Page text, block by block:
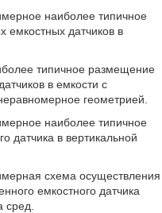
наиболее типичное
емкостных датчиков в
типичное размещение
в емкости с
геометрией.
наиболее типичное
датчика в вертикальной
схема осуществления
емкостного датчика
сред.